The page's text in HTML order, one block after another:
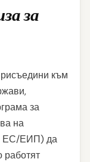
за
към
за
на
ЕС/ЕИП) да
работят